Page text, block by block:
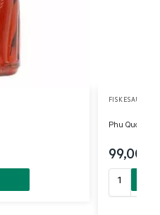
FISKESAUCE
Phu Quoc
99,00